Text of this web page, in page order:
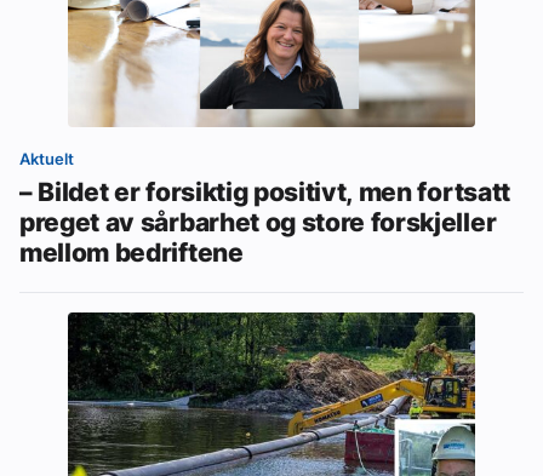
Aktuelt
– Bildet er forsiktig positivt, men fortsatt
preget av sårbarhet og store forskjeller
mellom bedriftene